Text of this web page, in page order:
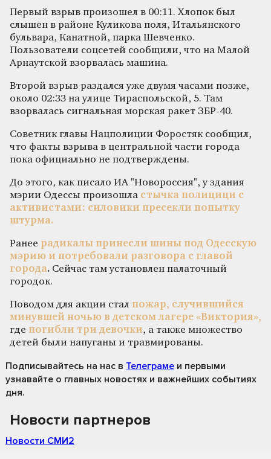
Первый взрыв произошел в 00:11. Хлопок был
слышен в районе Куликова поля, Итальянского
бульвара, Канатной, парка Шевченко.
Пользователи соцсетей сообщили, что на Малой
Арнаутской взорвалась машина.
Второй взрыв раздался уже двумя часами позже,
около 02:33 на улице Тираспольской, 5. Там
взорвалась сигнальная морская ракет ЗБР-40.
Советник главы Нацполиции Форостяк сообщил,
что факты взрыва в центральной части города
пока официально не подтверждены.
До этого, как писало ИА "Новороссия", у здания
мэрии Одессы произошла стычка полицици с
активистами: силовики пресекли попытку
штурма.
Ранее радикалы принесли шины под Одесскую
мэрию и потребовали разговора с главой
города. Сейчас там установлен палаточный
городок.
Поводом для акции стал пожар, случившийся
минувшей ночью в детском лагере «Виктория»,
где погибли три девочки, а также множество
детей были напуганы и травмированы.
Подписывайтесь на нас в Телеграме и первыми
узнавайте о главных новостях и важнейших событиях
дня.
Новости партнеров
Новости СМИ2